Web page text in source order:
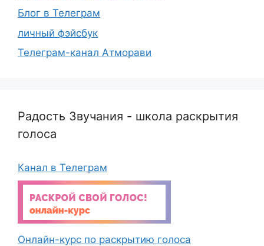
Блог в Телеграм
личный фэйсбук
Телеграм-канал Атморави
Радость Звучания - школа раскрытия
голоса
Канал в Телеграм
Онлайн-курс по раскрытию голоса